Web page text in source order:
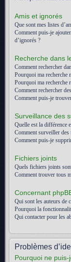
Amis et ignorés
Que sont mes listes
Comment puis-je
d’ignorés ?
Recherche dans
Comment rechercher
Pourquoi ma recherche
Pourquoi ma recherche
Comment rechercher
Comment puis-je
Surveillance des
Quelle est la différence
Comment surveiller
Comment puis-je
Fichiers joints
Quels fichiers joints
Comment trouver tous
Concernant
Qui sont les auteurs de
Pourquoi la
Qui contacter pour les
Problèmes
Pourquoi ne